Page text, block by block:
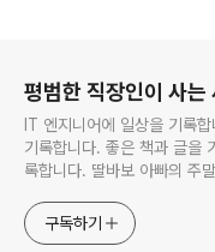
평범한 직장인이 사는
IT 엔지니어에 일상을 기록
기록합니다. 좋은 책과 글을 기록합니다. 쉬운 금융 정보를 기
록합니다. 딸바보 아빠
구독하기